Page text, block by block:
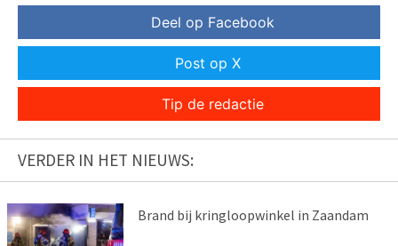
Deel op Facebook
Post op X
Tip de redactie
VERDER IN HET NIEUWS:
Brand bij kringloopwinkel in Zaandam